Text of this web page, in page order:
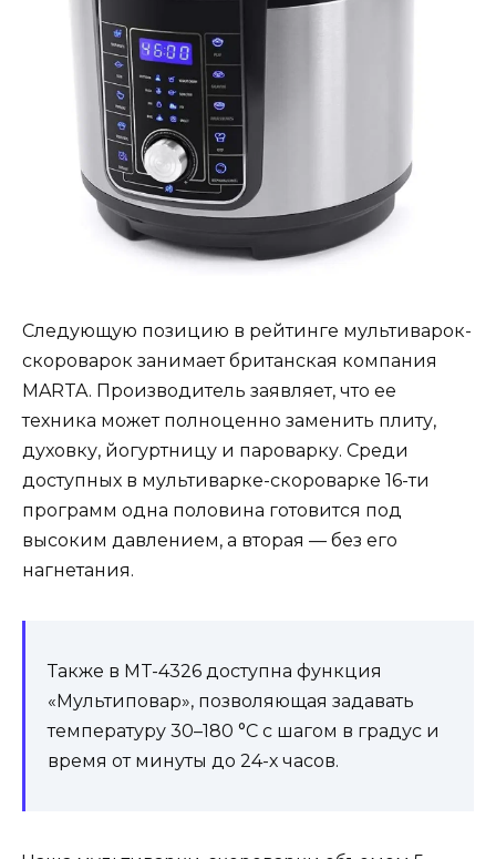
Следующую позицию в рейтинге мультиварок-
скороварок занимает британская компания
MARTA. Производитель заявляет, что ее
техника может полноценно заменить плиту,
духовку, йогуртницу и пароварку. Среди
доступных в мультиварке-скороварке 16-ти
программ одна половина готовится под
высоким давлением, а вторая — без его
нагнетания.
Также в MT-4326 доступна функция
«Мультиповар», позволяющая задавать
температуру 30–180 °C с шагом в градус и
время от минуты до 24-х часов.